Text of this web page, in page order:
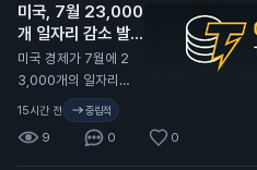
기 방지 규정에 따른
조치입니다. 이번 규
정은 외국 기업이나
개인 지갑으로의 송금
에 적용됩니다. 브라
질 정부는 이를 통해
금융 범죄를 예방하
고, 투명성을 높이겠
미국, 7월 23,000
개 일자리 감소 발표
N
미국 경제가 7월에 2
3,000개의 일자리를
잃었다고 발표했습니
다. 이는 80,000개
의 일자리 증가 예상
15시간 전 중립적
9 0 0